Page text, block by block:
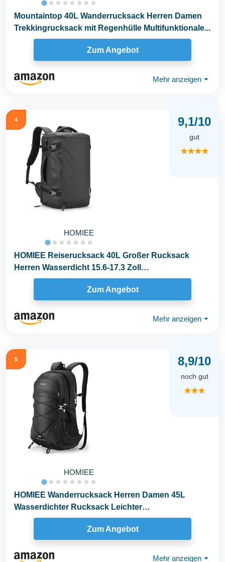
Mountaintop 40L Wanderrucksack Herren Damen
Trekkingrucksack mit Regenhülle Multifunktionale...
Zum Angebot
Mehr anzeigen ⏷
4
HOMIEE
9,1/10
gut
★★★★
HOMIEE Reiserucksack 40L Großer Rucksack
Herren Wasserdicht 15.6-17.3 Zoll
Laptoprucksack...
Zum Angebot
Mehr anzeigen ⏷
5
HOMIEE
8,9/10
noch gut
★★★
HOMIEE Wanderrucksack Herren Damen 45L
Wasserdichter Rucksack Leichter
Trekkingrucksack Gro...
Zum Angebot
Mehr anzeigen ⏷